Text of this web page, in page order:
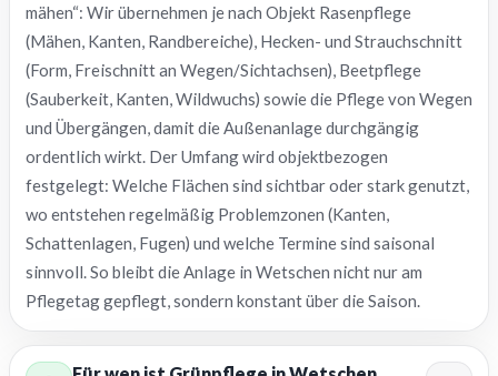
mähen“: Wir übernehmen je nach Objekt Rasenpflege
(Mähen, Kanten, Randbereiche), Hecken- und Strauchschnitt
(Form, Freischnitt an Wegen/Sichtachsen), Beetpflege
(Sauberkeit, Kanten, Wildwuchs) sowie die Pflege von Wegen
und Übergängen, damit die Außenanlage durchgängig
ordentlich wirkt. Der Umfang wird objektbezogen
festgelegt: Welche Flächen sind sichtbar oder stark genutzt,
wo entstehen regelmäßig Problemzonen (Kanten,
Schattenlagen, Fugen) und welche Termine sind saisonal
sinnvoll. So bleibt die Anlage in Wetschen nicht nur am
Pflegetag gepflegt, sondern konstant über die Saison.